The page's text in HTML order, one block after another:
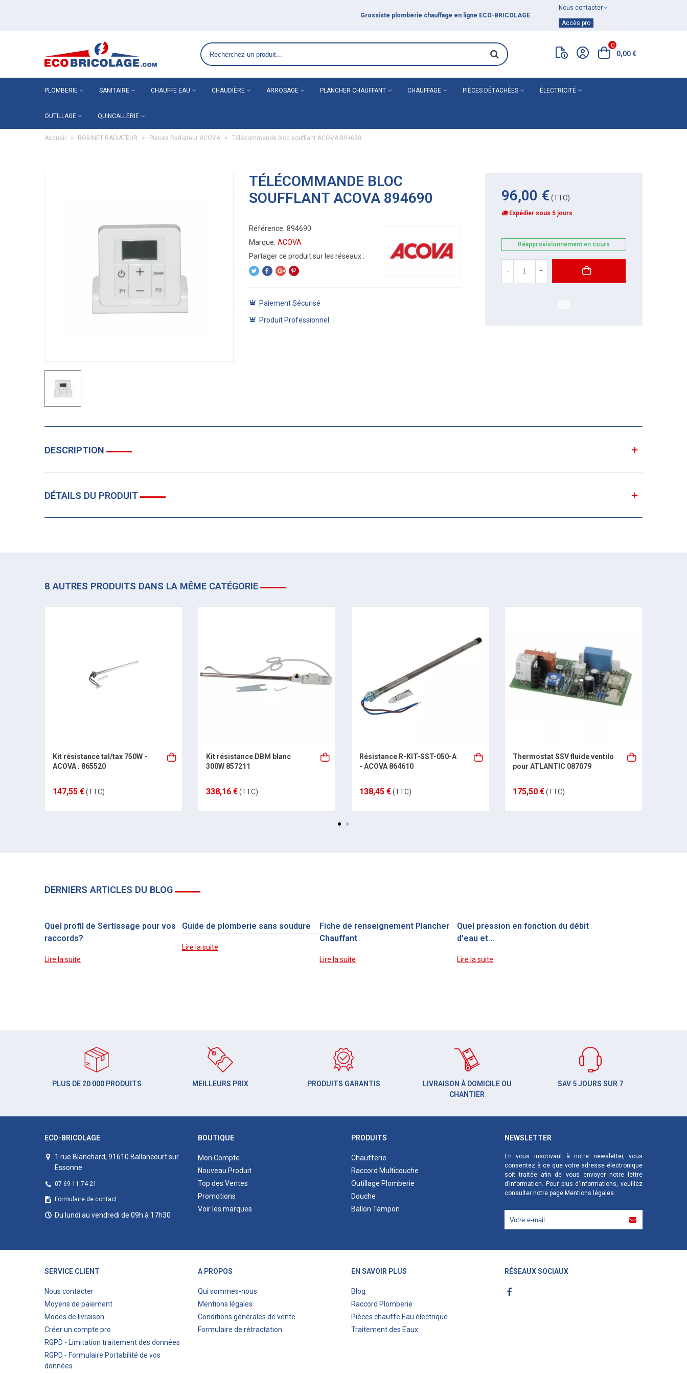
Nous contacter
Accès pro
0
0,00 €
PLOMBERIE SANITAIRE CHAUFFE EAU CHAUDIÈRE ARROSAGE PLANCHER CHAUFFANT CHAUFFAGE PIÈCES DÉTACHÉES ÉLECTRICITÉ
OUTILLAGE QUINCALLERIE
Accueil > ROBINET RADIATEUR > Pieces Radiateur ACOVA > Télécommande bloc soufflant ACOVA 894690
TÉLÉCOMMANDE BLOC
SOUFFLANT ACOVA 894690
Référence: 894690
Marque: ACOVA
Paiement Sécurisé
Produit Professionnel
96,00 €(TTC)
Expédier sous 5 jours
Réapprovisionnement en cours
- +
DESCRIPTION
DÉTAILS DU PRODUIT
8 AUTRES PRODUITS DANS LA MÊME CATÉGORIE
Kit résistance tal/tax 750W -
ACOVA : 865520
147,55 €(TTC)
Kit résistance DBM blanc
300W 857211
338,16 €(TTC)
Résistance R-KIT-SST-050-A
- ACOVA 864610
138,45 €(TTC)
Thermostat SSV fluide ventilo
pour ATLANTIC 087079
175,50 €(TTC)
DERNIERS ARTICLES DU BLOG
Quel profil de Sertissage pour vos
raccords?
Lire la suite
Guide de plomberie sans soudure
Lire la suite
Fiche de renseignement Plancher
Chauffant
Lire la suite
Quel pression en fonction du débit
d'eau et...
Lire la suite
PLUS DE 20 000 PRODUITS MEILLEURS PRIX PRODUITS GARANTIS
LIVRAISON À DOMICILE OU
CHANTIER
SAV 5 JOURS SUR 7
ECO-BRICOLAGE
1 rue Blanchard, 91610 Ballancourt sur
Essonne
07 69 11 74 21
Formulaire de contact
Du lundi au vendredi de 09h à 17h30
BOUTIQUE
Mon Compte
Nouveau Produit
Top des Ventes
Promotions
Voir les marques
PRODUITS
Chaufferie
Raccord Multicouche
Outillage Plomberie
Douche
Ballon Tampon
NEWSLETTER
En vous inscrivant à notre newsletter, vous
consentez à ce que votre adresse électronique
soit traitée afin de vous envoyer notre lettre
d’information. Pour plus d'informations, veuillez
consulter notre page Mentions légales.
SERVICE CLIENT
Nous contacter
Moyens de paiement
Modes de livraison
Créer un compte pro
RGPD - Limitation traitement des données
RGPD - Formulaire Portabilité de vos
données
A PROPOS
Qui sommes-nous
Mentions légales
Conditions générales de vente
Formulaire de rétractation
EN SAVOIR PLUS
Blog
Raccord Plomberie
Pièces chauffe Eau électrique
Traitement des Eaux
RÉSEAUX SOCIAUX